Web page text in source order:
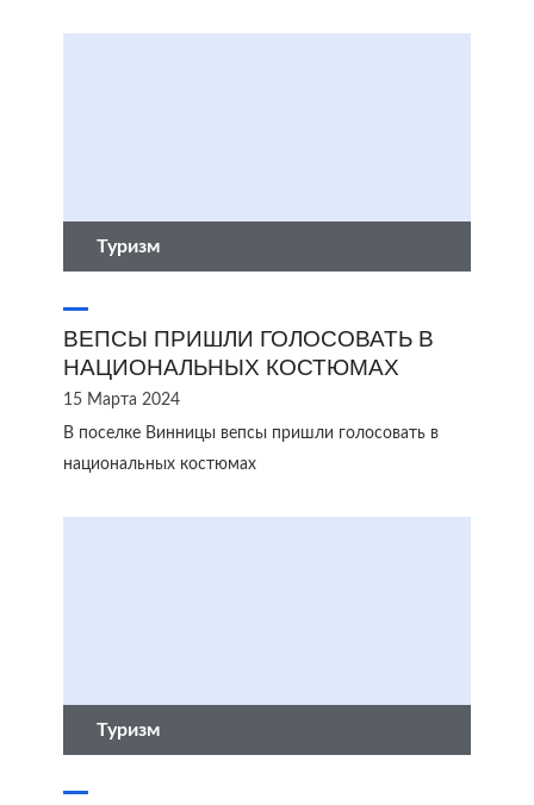
Туризм
ВЕПСЫ ПРИШЛИ ГОЛОСОВАТЬ В
НАЦИОНАЛЬНЫХ КОСТЮМАХ
15 Марта 2024
В поселке Винницы вепсы пришли голосовать в
национальных костюмах
Туризм